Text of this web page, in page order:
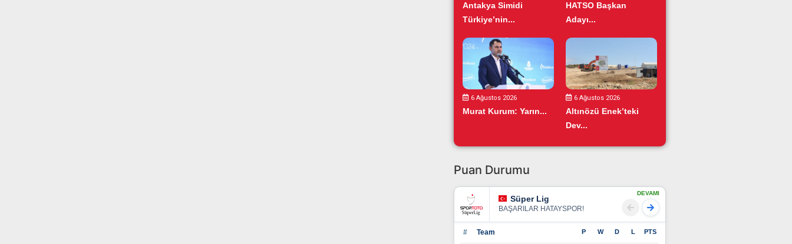
Antakya Simidi
Türkiye’nin...
HATSO Başkan
Adayı...
6 Ağustos 2026
Murat Kurum: Yarın...
6 Ağustos 2026
Altınözü Enek’teki
Dev...
Puan Durumu
Süper Lig
BAŞARILAR HATAYSPOR!
DEVAMI
# Team P W D L PTS